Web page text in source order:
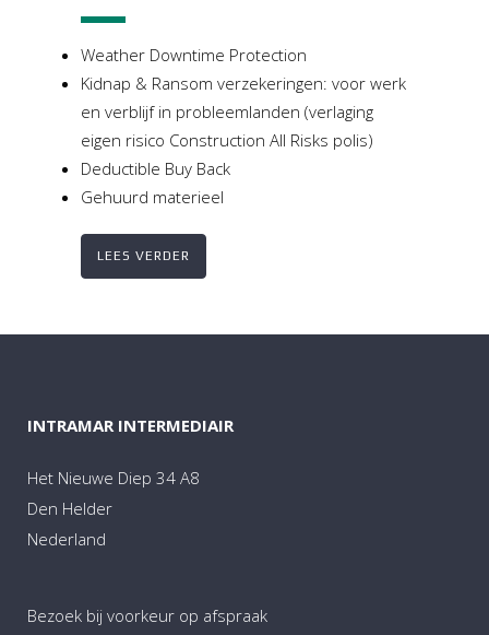
Weather Downtime Protection
Kidnap & Ransom verzekeringen: voor werk
en verblijf in probleemlanden (verlaging
eigen risico Construction All Risks polis)
Deductible Buy Back
Gehuurd materieel
LEES VERDER
INTRAMAR INTERMEDIAIR
Het Nieuwe Diep 34 A8
Den Helder
Nederland
Bezoek bij voorkeur op afspraak